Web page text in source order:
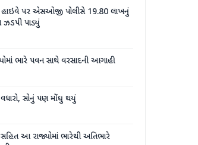
હાઇવે પર એસઓજી પોલીસે 19.80 લાખનું
ઝડપી પાડ્યું
ભારે પવન સાથે વરસાદની આગાહી
વધારો, સોનું પણ મોંઘુ થયું
આ રાજ્યોમાં ભારેથી અતિભારે